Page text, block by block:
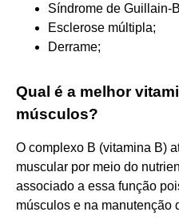
Síndrome de Guillain-
Esclerose múltipla;
Derrame;
Qual é a melhor
músculos?
O complexo B (vitamina B)
muscular por meio do
associado a essa função
músculos e na manutenção